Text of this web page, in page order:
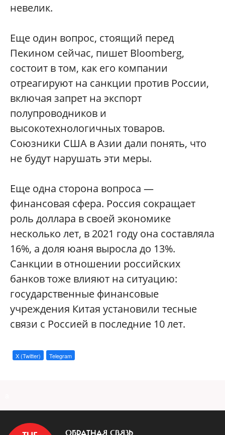
невелик.
Еще один вопрос, стоящий перед
Пекином сейчас, пишет Bloomberg,
состоит в том, как его компании
отреагируют на санкции против России,
включая запрет на экспорт
полупроводников и
высокотехнологичных товаров.
Союзники США в Азии дали понять, что
не будут нарушать эти меры.
Еще одна сторона вопроса —
финансовая сфера. Россия сокращает
роль доллара в своей экономике
несколько лет, в 2021 году она составляла
16%, а доля юаня выросла до 13%.
Санкции в отношении российских
банков тоже влияют на ситуацию:
государственные финансовые
учреждения Китая установили тесные
связи с Россией в последние 10 лет.
X (Twitter) Telegram
ОБРАТНАЯ СВЯЗЬ